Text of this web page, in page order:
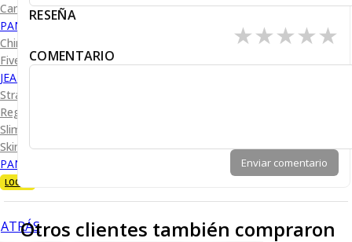
Camiseta Diseño
PANTALÓN CASUAL
Chino
Five Pocket
JEANS
Straight Fit
Regular Fit
Slim Fit
Skinny Fit
PANTALÓN DE VESTIR
LOOKS
ATRÁS
RESEÑA
★
★
★
★
★
COMENTARIO
Enviar comentario
Otros clientes también compraron